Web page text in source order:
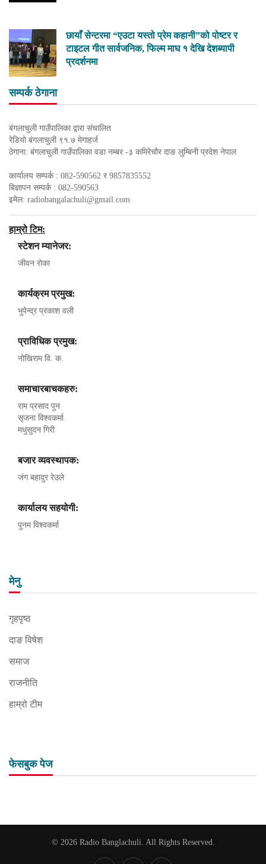
छायाँ सेन्टरमा “एउटा यस्तो प्रेम कहानी”को पोष्टर र
टाइटल गीत सार्वजनिक, फिल्म माघ १ देखि देशब्यापी
प्रदर्शनमा
सम्पर्क ठेगाना
बंगलाचुली गाउँपालिका द्वारा संचालित
रेडियो बंगलाचुली ९१.७ मेगाहर्ज
ठेगाना: बंगलाचुली गाउँपालिका वडा नम्बर -३ कमिरेचौर दाङ लुम्बिनी प्रदेश नेपाल
कार्यालय सम्पर्क : 082-590562 र 9857835552
बिज्ञापन सम्पर्क : 082-590563
इमेल: radiobangalachuli@gmail.com
हाम्रो टिम:
स्टेशन म्यानेजर:
जीवन रोका
कार्यक्रम प्रमुख:
भुपेन्द्र प्रकाश वली
प्राविधिक प्रमुख:
नोखिराम वि. क.
समाचारबाचकहरु:
राम प्रसाद पुन
सृजना विश्वकर्मा
मधुसुदन गिरी
बजार व्यवस्थापक:
जंग बहादुर रेउले
कार्यालय सहयोगी:
पुनम विश्वकर्मा
मेनु
गृहपृष्ठ
दाङ विषेश
समाज
राजनीति
हाम्रो टीम
फेसबुक पेज
© 2026 Radio Banglachuli. All Rights Reserved.